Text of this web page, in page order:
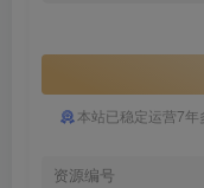
本站已稳定运营7
资源编号